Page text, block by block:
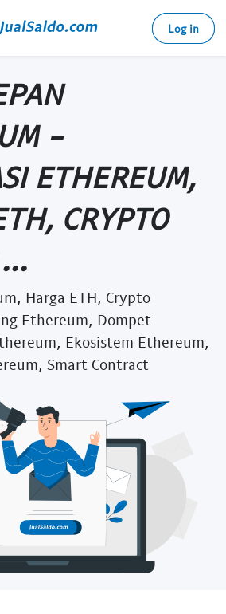
Log in
-
ETHEREUM,
CRYPTO
Harga ETH, Crypto
Ethereum, Dompet
Ekosistem Ethereum,
Smart Contract